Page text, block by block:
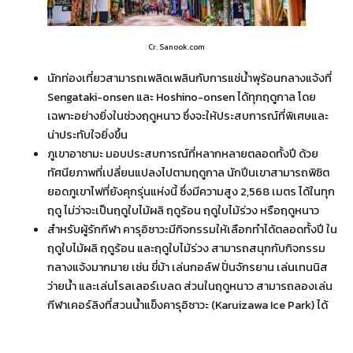
Cr. Sanook.com
นักท่องเที่ยวสามารถเพลิดเพลินกับการแช่น้ำพุร้อนกลางแจ้งที่
Sengataki-onsen และ Hoshino-onsen ได้ทุกฤดูกาล โดย
เฉพาะอย่างยิ่งในช่วงฤดูหนาว ซึ่งจะให้ประสบการณ์ที่พิเศษและ
น่าประทับใจยิ่งขึ้น
ภูเขาอาซามะ มอบประสบการณ์ที่หลากหลายตลอดทั้งปี ด้วย
ทัศนียภาพที่เปลี่ยนแปลงไปตามฤดูกาล นักปีนเขาสามารถพิชิต
ยอดภูเขาไฟที่ยังคุกรุ่นแห่งนี้ ซึ่งมีความสูง 2,568 เมตร ได้ในทุก
ฤดู ไม่ว่าจะเป็นฤดูใบไม้ผลิ ฤดูร้อน ฤดูใบไม้ร่วง หรือฤดูหนาว
สำหรับผู้รักกีฬา คารุอิซาวะมีกิจกรรมให้เลือกทำได้ตลอดทั้งปี ใน
ฤดูใบไม้ผลิ ฤดูร้อน และฤดูใบไม้ร่วง สามารถสนุกกับกิจกรรม
กลางแจ้งมากมาย เช่น ขี่ม้า เล่นกอล์ฟ ปั่นจักรยาน เล่นเทนนิส
ว่ายน้ำ และเล่นโรลเลอร์เบลด ส่วนในฤดูหนาว สามารถลองเล่น
กีฬาเคอร์ลิงที่สวนน้ำแข็งคารุอิซาวะ (Karuizawa Ice Park) ได้